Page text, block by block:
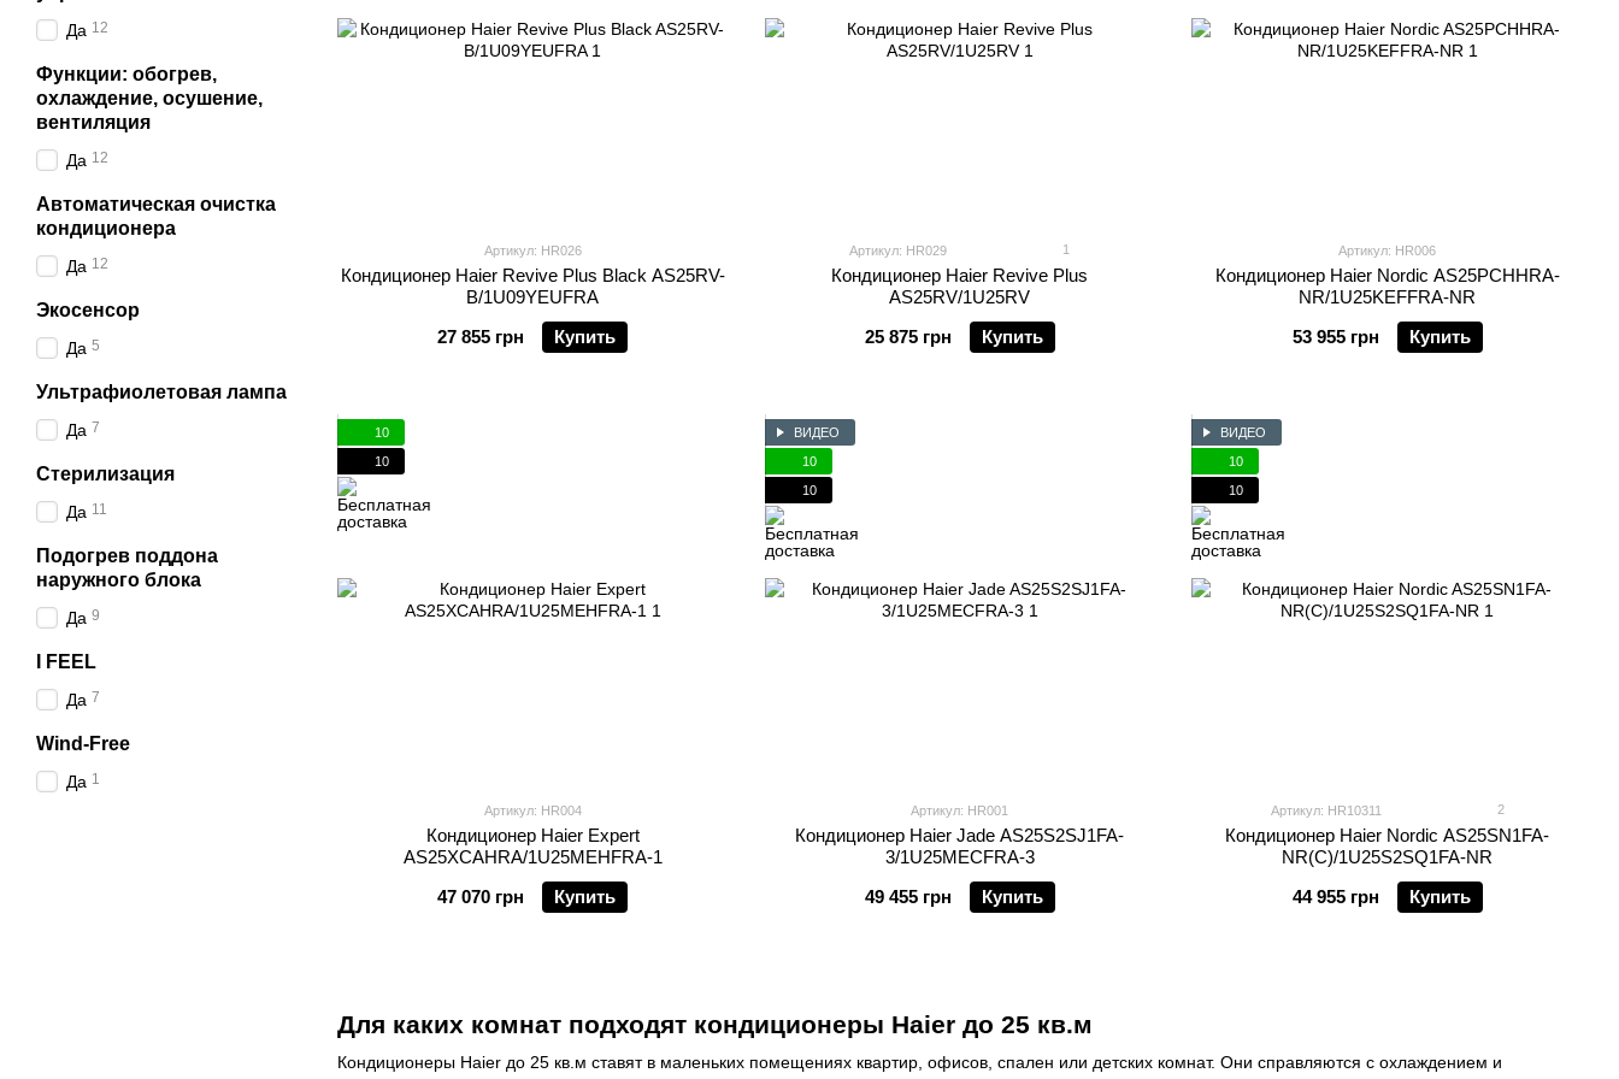
Для каких комнат подходят кондиционеры Haier до 25 кв.м
Кондиционеры Haier до 25 кв.м ставят в маленьких помещениях квартир, офисов, спален или детских комнат. Они справляются с охлаждением и
Артикул: HR026
Кондиционер Haier Revive Plus Black AS25RV-
B/1U09YEUFRA
27 855 грн
Купить
Артикул: HR029 1
Кондиционер Haier Revive Plus
AS25RV/1U25RV
25 875 грн
Купить
Артикул: HR006
Кондиционер Haier Nordic AS25PCHHRA-
NR/1U25KEFFRA-NR
53 955 грн
Купить
10
10
Артикул: HR004
Кондиционер Haier Expert
AS25XCAHRA/1U25MEHFRA-1
47 070 грн
Купить
ВИДЕО
10
10
Артикул: HR001
Кондиционер Haier Jade AS25S2SJ1FA-
3/1U25MECFRA-3
49 455 грн
Купить
ВИДЕО
10
10
Артикул: HR10311 2
Кондиционер Haier Nordic AS25SN1FA-
NR(C)/1U25S2SQ1FA-NR
44 955 грн
Купить
Да 12
Функции: обогрев,
охлаждение, осушение,
вентиляция
Да 12
Автоматическая очистка
кондиционера
Да 12
Экосенсор
Да 5
Ультрафиолетовая лампа
Да 7
Стерилизация
Да 11
Подогрев поддона
наружного блока
Да 9
I FEEL
Да 7
Wind-Free
Да 1